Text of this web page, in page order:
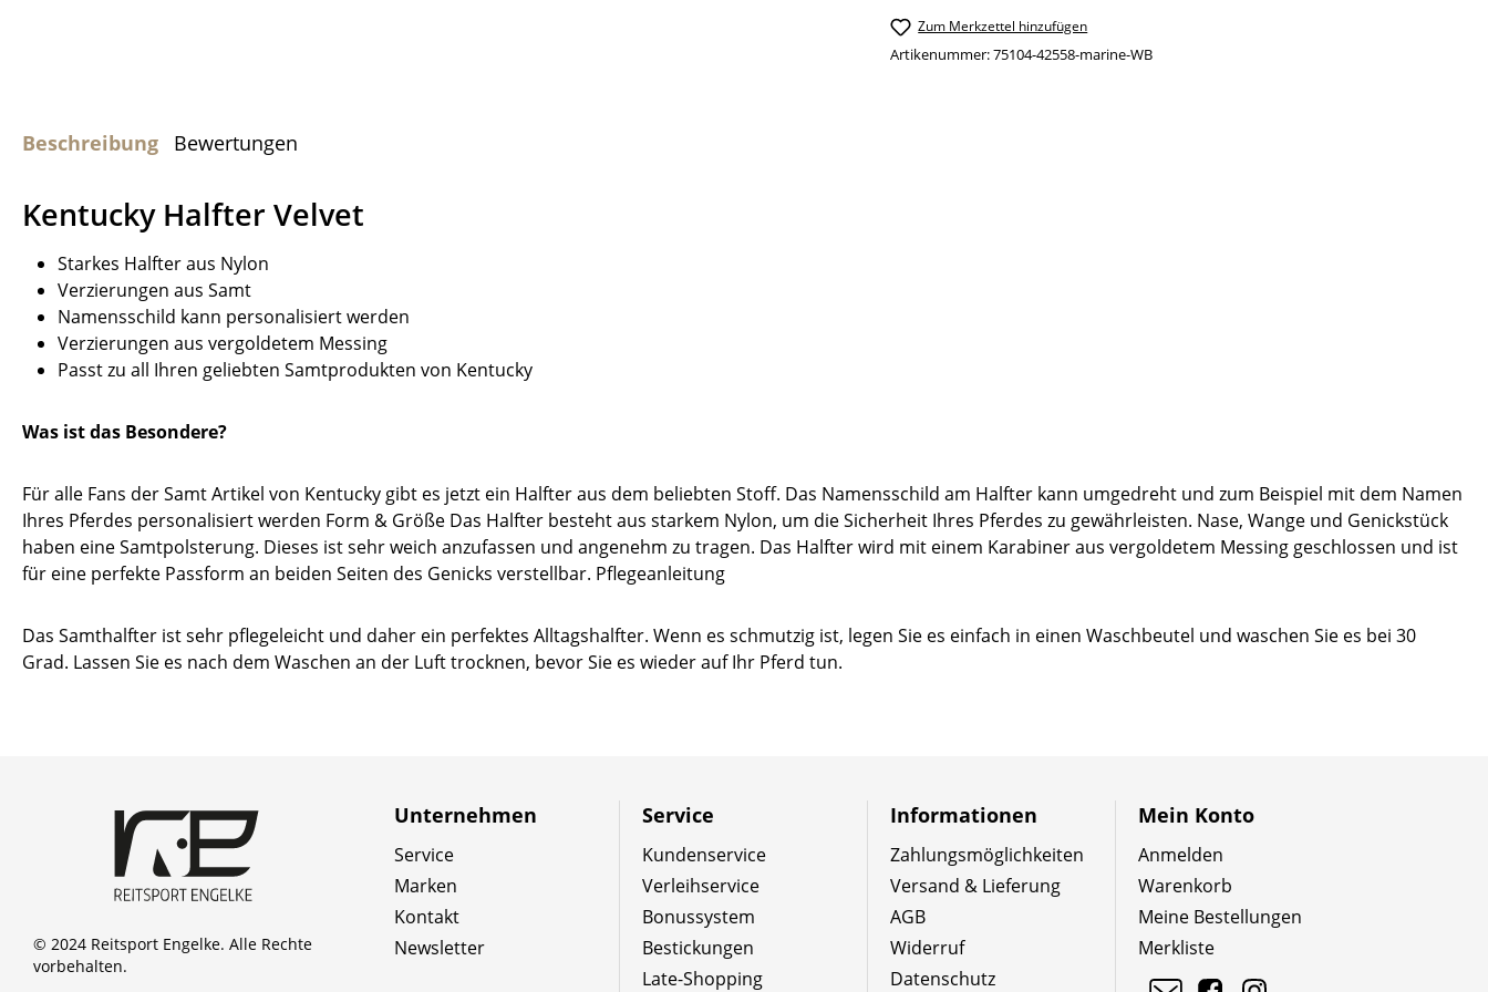
Zum Merkzettel hinzufügen
Artikenummer:75104-42558-marine-WB
Beschreibung Bewertungen
Kentucky Halfter Velvet
Starkes Halfter aus Nylon
Verzierungen aus Samt
Namensschild kann personalisiert werden
Verzierungen aus vergoldetem Messing
Passt zu all Ihren geliebten Samtprodukten von Kentucky
Was ist das Besondere?
Für alle Fans der Samt Artikel von Kentucky gibt es jetzt ein Halfter aus dem beliebten Stoff. Das Namensschild am Halfter kann umgedreht und zum Beispiel mit dem Namen
Ihres Pferdes personalisiert werden Form & Größe Das Halfter besteht aus starkem Nylon, um die Sicherheit Ihres Pferdes zu gewährleisten. Nase, Wange und Genickstück
haben eine Samtpolsterung. Dieses ist sehr weich anzufassen und angenehm zu tragen. Das Halfter wird mit einem Karabiner aus vergoldetem Messing geschlossen und ist
für eine perfekte Passform an beiden Seiten des Genicks verstellbar. Pflegeanleitung
Das Samthalfter ist sehr pflegeleicht und daher ein perfektes Alltagshalfter. Wenn es schmutzig ist, legen Sie es einfach in einen Waschbeutel und waschen Sie es bei 30
Grad. Lassen Sie es nach dem Waschen an der Luft trocknen, bevor Sie es wieder auf Ihr Pferd tun.
© 2024 Reitsport Engelke. Alle Rechte
vorbehalten.
Unternehmen
Service
Marken
Kontakt
Newsletter
Service
Kundenservice
Verleihservice
Bonussystem
Bestickungen
Late-Shopping
Informationen
Zahlungsmöglichkeiten
Versand & Lieferung
AGB
Widerruf
Datenschutz
Mein Konto
Anmelden
Warenkorb
Meine Bestellungen
Merkliste